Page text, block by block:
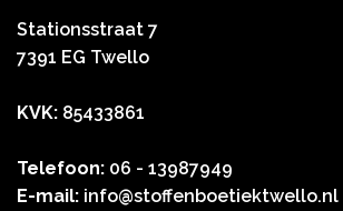
Stationsstraat 7
7391 EG Twello
KVK: 85433861
Telefoon: 06 - 13987949
E-mail: info@stoffenboetiektwello.nl